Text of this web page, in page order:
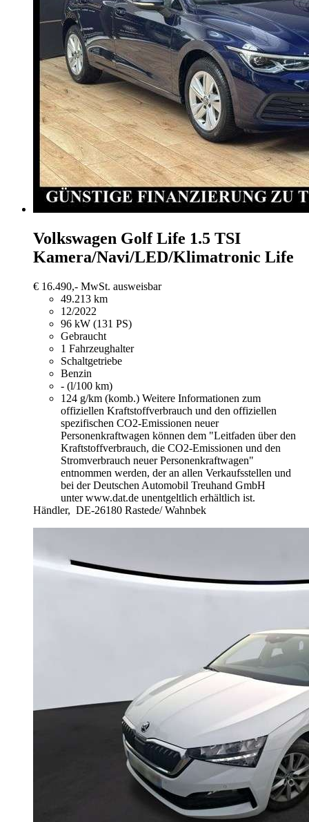
Volkswagen Golf Life 1.5 TSI
Kamera/Navi/LED/Klimatronic Life
€ 16.490,- MwSt. ausweisbar
49.213 km
12/2022
96 kW (131 PS)
Gebraucht
1 Fahrzeughalter
Schaltgetriebe
Benzin
- (l/100 km)
124 g/km (komb.) Weitere Informationen zum
offiziellen Kraftstoffverbrauch und den offiziellen
spezifischen CO2-Emissionen neuer
Personenkraftwagen können dem "Leitfaden über den
Kraftstoffverbrauch, die CO2-Emissionen und den
Stromverbrauch neuer Personenkraftwagen"
entnommen werden, der an allen Verkaufsstellen und
bei der Deutschen Automobil Treuhand GmbH
unter www.dat.de unentgeltlich erhältlich ist.
Händler, DE-26180 Rastede/ Wahnbek